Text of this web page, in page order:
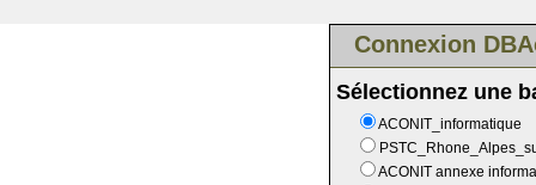
Connexion
Sélectionnez une
ACONIT_informatique
ACONIT annexe